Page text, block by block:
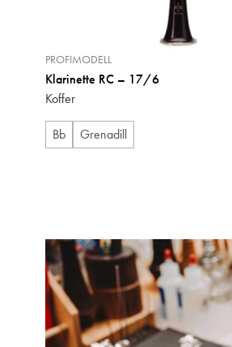
PROFIMODELL
Klarinette RC – 17/6
Koffer
Bb Grenadill